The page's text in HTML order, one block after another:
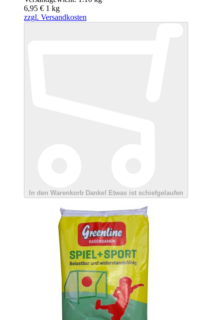
6,95 € 1 kg
zzgl. Versandkosten
In den Warenkorb Danke! Etwas ist schiefgelaufen